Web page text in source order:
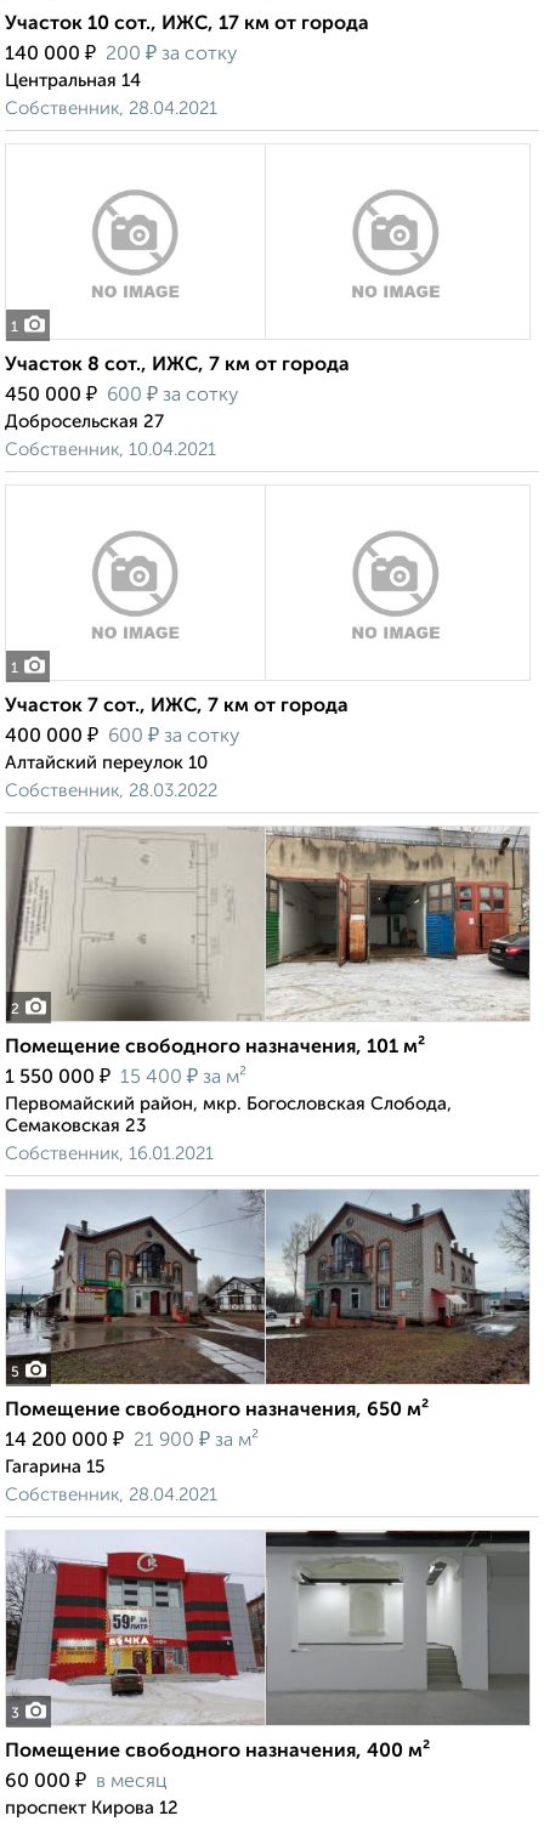
Участок 10 сот., ИЖС, 17 км от города
140 000 ₽ 200 ₽ за сотку
Центральная 14
Собственник, 28.04.2021
1
Участок 8 сот., ИЖС, 7 км от города
450 000 ₽ 600 ₽ за сотку
Добросельская 27
Собственник, 10.04.2021
1
Участок 7 сот., ИЖС, 7 км от города
400 000 ₽ 600 ₽ за сотку
Алтайский переулок 10
Собственник, 28.03.2022
2
Помещение свободного назначения, 101 м²
1 550 000 ₽ 15 400 ₽ за м²
Первомайский район, мкр. Богословская Слобода,
Семаковская 23
Собственник, 16.01.2021
5
Помещение свободного назначения, 650 м²
14 200 000 ₽ 21 900 ₽ за м²
Гагарина 15
Собственник, 28.04.2021
3
Помещение свободного назначения, 400 м²
60 000 ₽ в месяц
проспект Кирова 12